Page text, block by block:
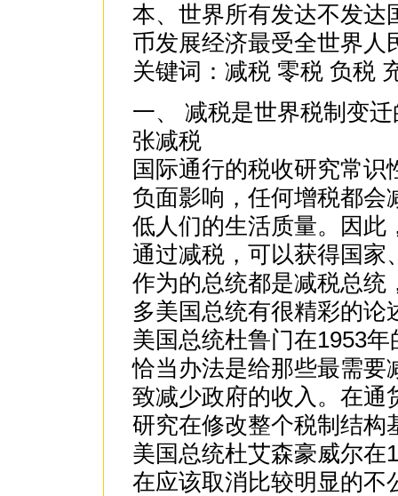
本、世界所有发达不发达
币发展经济最受全世界人
关键词：减税 零税 负税
一、 减税是世界税制变
张减税
国际通行的税收研究常
负面影响，任何增税都会
低人们的生活质量。因此
通过减税，可以获得国家
作为的总统都是减税总统
多美国总统有很精彩的论
美国总统杜鲁门在1953
恰当办法是给那些最需要
致减少政府的收入。在通
研究在修改整个税制结构
美国总统杜艾森豪威尔在
在应该取消比较明显的不